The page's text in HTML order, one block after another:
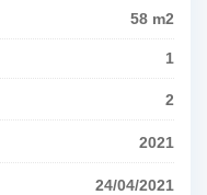
58 m2
1
2
2021
24/04/2021